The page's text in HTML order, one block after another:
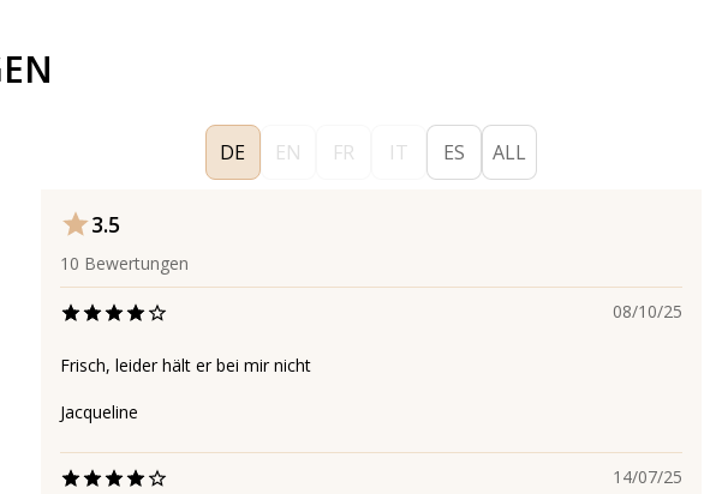
DE EN FR IT ES ALL
3.5
10 Bewertungen
08/10/25
Frisch, leider hält er bei mir nicht
Jacqueline
14/07/25